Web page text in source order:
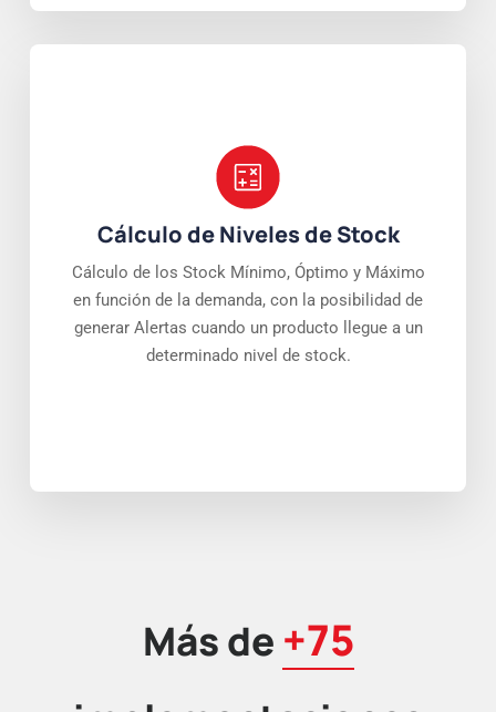
Cálculo de Niveles de Stock
Cálculo de los Stock Mínimo, Óptimo y Máximo
en función de la demanda, con la posibilidad de
generar Alertas cuando un producto llegue a un
determinado nivel de stock.
Más de +75